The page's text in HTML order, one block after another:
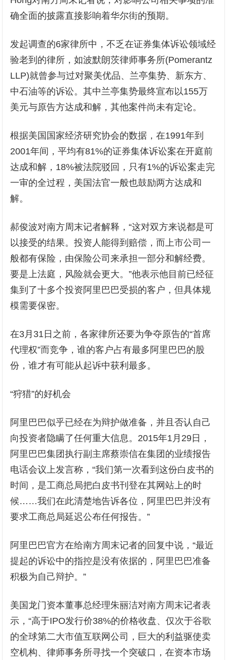
确全面的披露直接影响着华尔街的预期。
发起调查的6家律所中，不乏在证券集体诉讼领域经
验老到的律所，如波默朗茨律师事务所(Pomerantz
LLP)就曾参与过对聚美优品、兰亭集势、新东方、
中石油等的诉讼。其中兰亭集势最终宣布以155万
美元与原告方达成和解，其他案件尚未有定论。
根据美国国家经济研究协会的数据，在1991年到
2001年间，平均有81%的证券集体诉讼案在开庭前
达成和解，18%被法院驳回，只有1%的诉讼案走完
一审的全过程，美国法官一般也鼓励两方达成和
解。
郝俊波对南方周末记者解释，“这对双方来说都是可
以接受的结果。投资人能得到赔偿，而上市公司一
般都有保险，由保险公司来承担一部分和解经费。
要是上法庭，风险就会更大。”他表示他目前已经征
集到了十多个投资阿里巴巴受损的客户，但具体规
模需要保密。
在3月31日之前，各家律所还要为争夺原告的“首席
代理权”而竞争，谁的客户占有最多阿里巴巴的股
份，谁才有可能从起诉中获利最多。
“狩猎”的好机会
阿里巴巴似乎已经在为辩护做准备，并且否认自己
向投资者隐瞒了任何重大信息。2015年1月29日，
阿里巴巴集团执行副主席蔡崇信在集团的业绩报告
电话会议上发言称，“我们第一次看到这份白皮书的
时间，是工商总局把白皮书刊登在其网站上的时
候……我们在此清楚地告诉各位，阿里巴巴并没有
要求工商总局延迟公布任何报告。”
阿里巴巴官方在给南方周末记者的回复中说，“最近
提起的诉讼中的指控是没有依据的，阿里巴巴准备
积极为自己辩护。”
美国龙门资本董事总经理朱丽洁对南方周末记者表
示，“高于IPO发行价38%的价格收盘、仅次于谷歌
的全球第二大市值互联网公司，巨大的利益驱使卖
空机构、律师事务所寻找一个突破口，在资本市场